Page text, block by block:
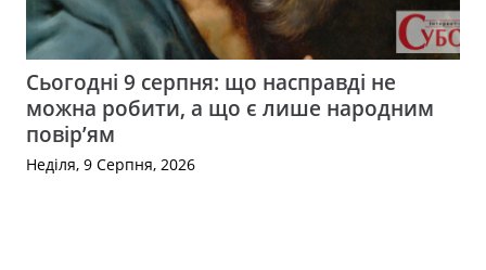
Сьогодні 9 серпня: що насправді не
можна робити, а що є лише народним
повір’ям
Неділя, 9 Серпня, 2026